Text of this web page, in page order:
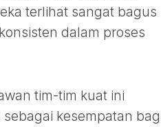
terlihat sangat bagus
dalam proses
tim-tim kuat ini
kesempatan